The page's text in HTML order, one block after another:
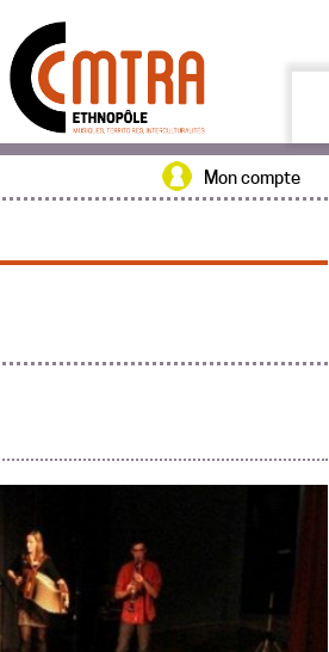
Mon compte